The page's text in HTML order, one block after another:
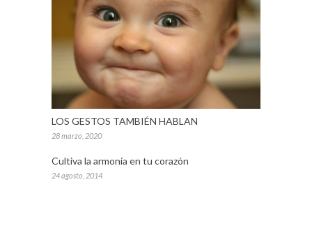
LOS GESTOS TAMBIÉN HABLAN
28 marzo, 2020
Cultiva la armonía en tu corazón
24 agosto, 2014